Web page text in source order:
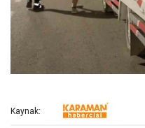
Kaynak: